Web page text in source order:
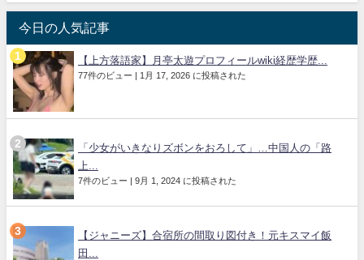
今日の人気記事
【上方落語家】月亭太遊プロフィールwiki経歴学歴...
77件のビュー 1月 17, 2026 に投稿された
「少女がいきなりズボンをおろして」…中国人の「路
上...
7件のビュー 9月 1, 2024 に投稿された
【ジャニーズ】合宿所の間取り図付き！元キスマイ飯
田...